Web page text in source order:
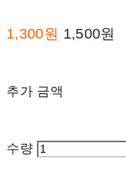
1,300원 1,500원
추가 금액
수량